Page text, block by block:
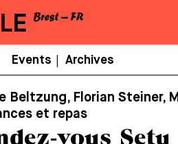
Events Archives
Beltzung, Florian Steiner,
et repas
vous Setu